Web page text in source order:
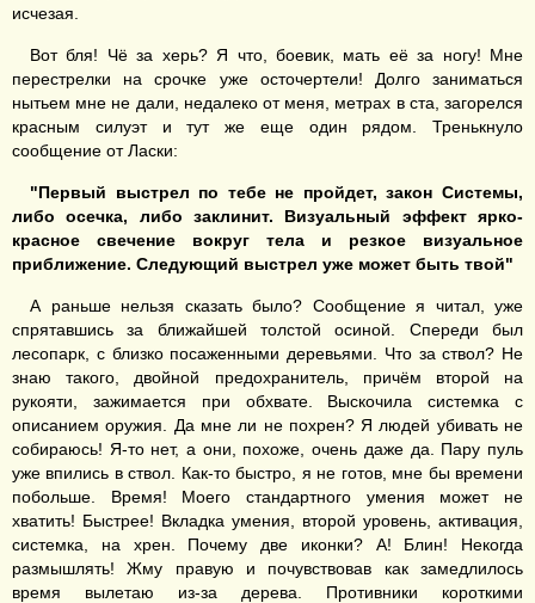
исчезая.
Вот бля! Чё за херь? Я что, боевик, мать её за ногу! Мне
перестрелки на срочке уже осточертели! Долго заниматься
нытьем мне не дали, недалеко от меня, метрах в ста, загорелся
красным силуэт и тут же еще один рядом. Тренькнуло
сообщение от Ласки:
"Первый выстрел по тебе не пройдет, закон Системы,
либо осечка, либо заклинит. Визуальный эффект ярко-
красное свечение вокруг тела и резкое визуальное
приближение. Следующий выстрел уже может быть твой"
А раньше нельзя сказать было? Сообщение я читал, уже
спрятавшись за ближайшей толстой осиной. Спереди был
лесопарк, с близко посаженными деревьями. Что за ствол? Не
знаю такого, двойной предохранитель, причём второй на
рукояти, зажимается при обхвате. Выскочила системка с
описанием оружия. Да мне ли не похрен? Я людей убивать не
собираюсь! Я-то нет, а они, похоже, очень даже да. Пару пуль
уже впились в ствол. Как-то быстро, я не готов, мне бы времени
побольше. Время! Моего стандартного умения может не
хватить! Быстрее! Вкладка умения, второй уровень, активация,
системка, на хрен. Почему две иконки? А! Блин! Некогда
размышлять! Жму правую и почувствовав как замедлилось
время вылетаю из-за дерева. Противники короткими